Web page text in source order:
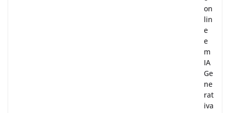
on
lin
e
e
m
IA
Ge
ne
rat
iva